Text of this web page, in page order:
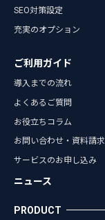
SEO対策設定
充実のオプション
ご利用ガイド
導入までの流れ
よくあるご質問
お役立ちコラム
お問い合わせ・資料請求
サービスのお申し込み
ニュース